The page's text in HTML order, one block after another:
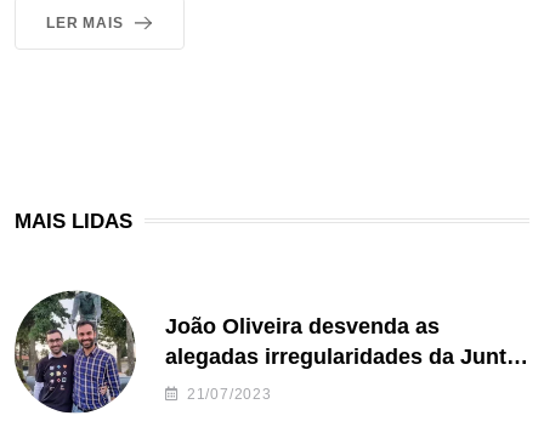
LER MAIS
MAIS LIDAS
João Oliveira desvenda as
alegadas irregularidades da Junta
de Freguesia S. João de Ver
21/07/2023